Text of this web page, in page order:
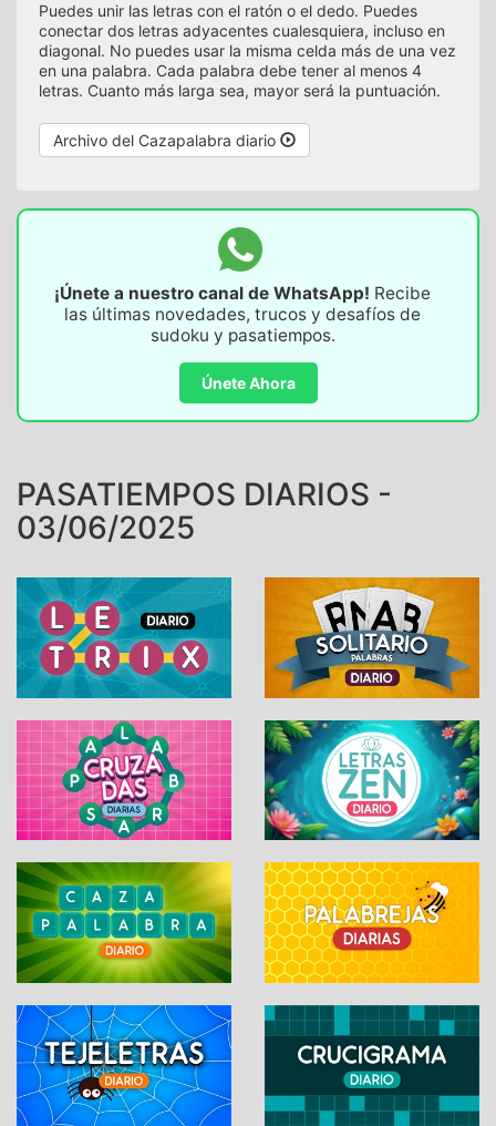
Puedes unir las letras con el ratón o el dedo. Puedes
conectar dos letras adyacentes cualesquiera, incluso en
diagonal. No puedes usar la misma celda más de una vez
en una palabra. Cada palabra debe tener al menos 4
letras. Cuanto más larga sea, mayor será la puntuación.
Archivo del Cazapalabra diario
¡Únete a nuestro canal de WhatsApp! Recibe
las últimas novedades, trucos y desafíos de
sudoku y pasatiempos.
Únete Ahora
PASATIEMPOS DIARIOS -
03/06/2025